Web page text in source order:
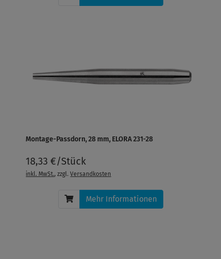
Montage-Passdorn, 28 mm, ELORA 231-28
18,33 €/Stück
inkl. MwSt., zzgl.Versandkosten
Mehr Informationen